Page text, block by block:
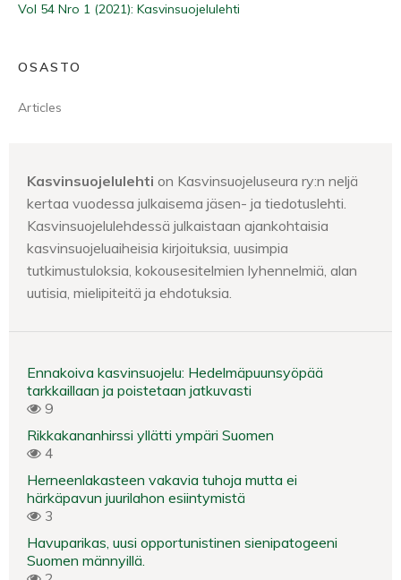
Vol 54 Nro 1 (2021): Kasvinsuojelulehti
OSASTO
Articles
Kasvinsuojelulehti on Kasvinsuojeluseura ry:n neljä
kertaa vuodessa julkaisema jäsen- ja tiedotuslehti.
Kasvinsuojelulehdessä julkaistaan ajankohtaisia
kasvinsuojeluaiheisia kirjoituksia, uusimpia
tutkimustuloksia, kokousesitelmien lyhennelmiä, alan
uutisia, mielipiteitä ja ehdotuksia.
Ennakoiva kasvinsuojelu: Hedelmäpuunsyöpää
tarkkaillaan ja poistetaan jatkuvasti
9
Rikkakananhirssi yllätti ympäri Suomen
4
Herneenlakasteen vakavia tuhoja mutta ei
härkäpavun juurilahon esiintymistä
3
Havuparikas, uusi opportunistinen sienipatogeeni
Suomen männyillä.